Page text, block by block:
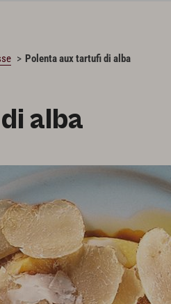
Polenta aux tartufi di alba
alba